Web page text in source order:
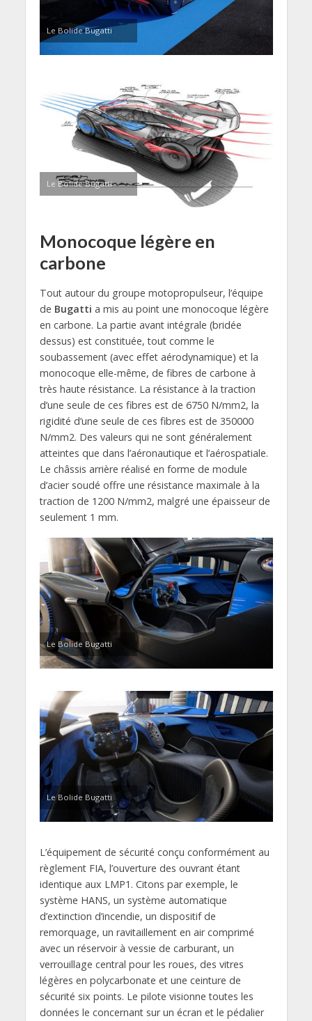
Le Bolide Bugatti
Le Bolide Bugatti
Monocoque légère en
carbone
Tout autour du groupe motopropulseur, l’équipe
de Bugatti a mis au point une monocoque légère
en carbone. La partie avant intégrale (bridée
dessus) est constituée, tout comme le
soubassement (avec effet aérodynamique) et la
monocoque elle-même, de fibres de carbone à
très haute résistance. La résistance à la traction
d’une seule de ces fibres est de 6750 N/mm2, la
rigidité d’une seule de ces fibres est de 350000
N/mm2. Des valeurs qui ne sont généralement
atteintes que dans l’aéronautique et l’aérospatiale.
Le châssis arrière réalisé en forme de module
d’acier soudé offre une résistance maximale à la
traction de 1200 N/mm2, malgré une épaisseur de
seulement 1 mm.
Le Bolide Bugatti
Le Bolide Bugatti
L’équipement de sécurité conçu conformément au
règlement FIA, l’ouverture des ouvrant étant
identique aux LMP1. Citons par exemple, le
système HANS, un système automatique
d’extinction d’incendie, un dispositif de
remorquage, un ravitaillement en air comprimé
avec un réservoir à vessie de carburant, un
verrouillage central pour les roues, des vitres
légères en polycarbonate et une ceinture de
sécurité six points. Le pilote visionne toutes les
données le concernant sur un écran et le pédalier